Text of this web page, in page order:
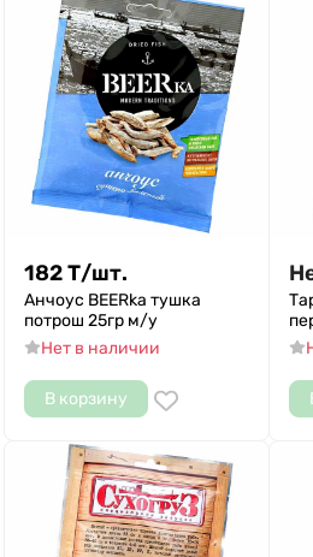
182Т/шт.
Анчоус BEERka тушка
потрош 25гр м/у
Нет в наличии
В корзину